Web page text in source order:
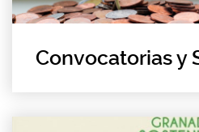
Convocatorias y